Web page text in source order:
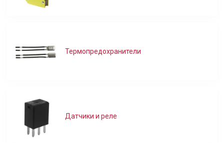
Термопредохранители
Датчики и реле